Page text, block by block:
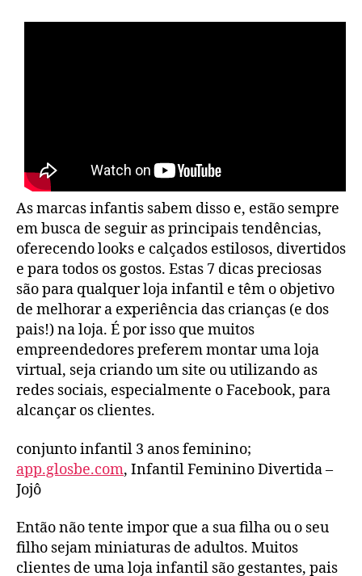
As marcas infantis sabem disso e, estão sempre
em busca de seguir as principais tendências,
oferecendo looks e calçados estilosos, divertidos
e para todos os gostos. Estas 7 dicas preciosas
são para qualquer loja infantil e têm o objetivo
de melhorar a experiência das crianças (e dos
pais!) na loja. É por isso que muitos
empreendedores preferem montar uma loja
virtual, seja criando um site ou utilizando as
redes sociais, especialmente o Facebook, para
alcançar os clientes.
conjunto infantil 3 anos feminino;
app.glosbe.com, Infantil Feminino Divertida –
Jojô
Então não tente impor que a sua filha ou o seu
filho sejam miniaturas de adultos. Muitos
clientes de uma loja infantil são gestantes, pais